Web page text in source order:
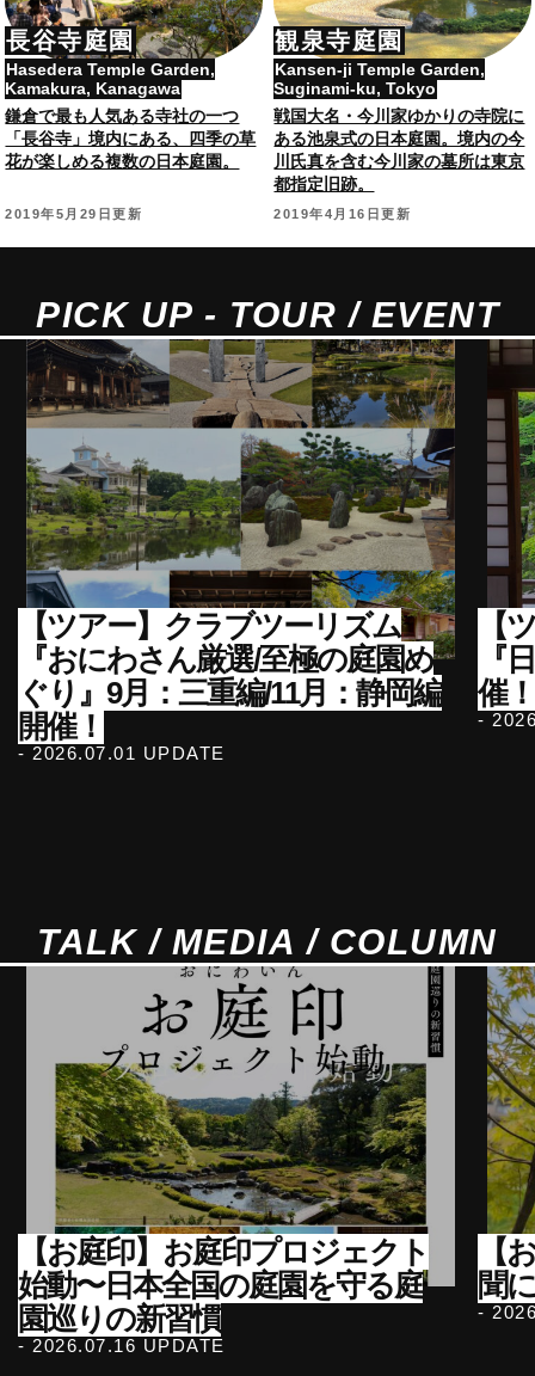
長谷寺庭園
Hasedera Temple Garden,
Kamakura, Kanagawa
鎌倉で最も人気ある寺社の一つ
「長谷寺」境内にある、四季の草
花が楽しめる複数の日本庭園。
2019年5月29日更新
観泉寺庭園
Kansen-ji Temple Garden,
Suginami-ku, Tokyo
戦国大名・今川家ゆかりの寺院に
ある池泉式の日本庭園。境内の今
川氏真を含む今川家の墓所は東京
都指定旧跡。
2019年4月16日更新
PICK UP - TOUR / EVENT
【ツアー】クラブツーリズム
『おにわさん厳選/至極の庭園め
ぐり』9月：三重編/11月：静岡編
開催！
- 2026.07.01 UPDATE
【
『
催
-
TALK / MEDIA / COLUMN
【お庭印】お庭印プロジェクト
始動〜日本全国の庭園を守る庭
園巡りの新習慣
- 2026.07.16 UPDATE
【
聞
-